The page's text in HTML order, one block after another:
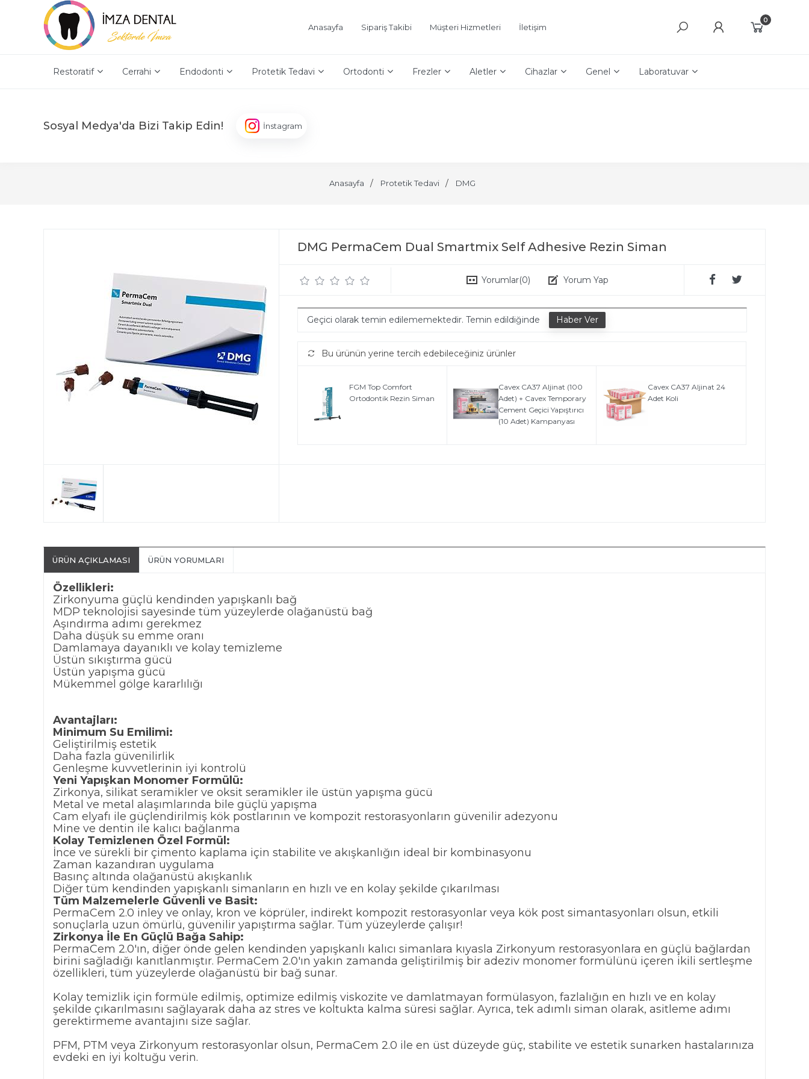
Anasayfa Sipariş Takibi Müşteri Hizmetleri İletişim
0
Restoratif Cerrahi Endodonti Protetik Tedavi Ortodonti Frezler Aletler Cihazlar Genel Laboratuvar
Sosyal Medya'da Bizi Takip Edin! İnstagram
Anasayfa Protetik Tedavi DMG
DMG PermaCem Dual Smartmix Self Adhesive Rezin Siman
Yorumlar(0) Yorum Yap
Geçici olarak temin edilememektedir. Temin edildiğinde
Bu ürünün yerine tercih edebileceğiniz ürünler
FGM Top Comfort
Ortodontik Rezin Siman
Cavex CA37 Aljinat (100
Adet) + Cavex Temporary
Cement Geçici Yapıştırıcı
(10 Adet) Kampanyası
Cavex CA37 Aljinat 24
Adet Koli
ÜRÜN AÇIKLAMASI ÜRÜN YORUMLARI
Özellikleri:
Zirkonyuma güçlü kendinden yapışkanlı bağ
MDP teknolojisi sayesinde tüm yüzeylerde olağanüstü bağ
Aşındırma adımı gerekmez
Daha düşük su emme oranı
Damlamaya dayanıklı ve kolay temizleme
Üstün sıkıştırma gücü
Üstün yapışma gücü
Mükemmel gölge kararlılığı
Avantajları:
Minimum Su Emilimi:
Geliştirilmiş estetik
Daha fazla güvenilirlik
Genleşme kuvvetlerinin iyi kontrolü
Yeni Yapışkan Monomer Formülü:
Zirkonya, silikat seramikler ve oksit seramikler ile üstün yapışma gücü
Metal ve metal alaşımlarında bile güçlü yapışma
Cam elyafı ile güçlendirilmiş kök postlarının ve kompozit restorasyonların güvenilir adezyonu
Mine ve dentin ile kalıcı bağlanma
Kolay Temizlenen Özel Formül:
İnce ve sürekli bir çimento kaplama için stabilite ve akışkanlığın ideal bir kombinasyonu
Zaman kazandıran uygulama
Basınç altında olağanüstü akışkanlık
Diğer tüm kendinden yapışkanlı simanların en hızlı ve en kolay şekilde çıkarılması
Tüm Malzemelerle Güvenli ve Basit:
PermaCem 2.0 inley ve onlay, kron ve köprüler, indirekt kompozit restorasyonlar veya kök post simantasyonları olsun, etkili
sonuçlarla uzun ömürlü, güvenilir yapıştırma sağlar. Tüm yüzeylerde çalışır!
Zirkonya İle En Güçlü Bağa Sahip:
PermaCem 2.0'ın, diğer önde gelen kendinden yapışkanlı kalıcı simanlara kıyasla Zirkonyum restorasyonlara en güçlü bağlardan
birini sağladığı kanıtlanmıştır. PermaCem 2.0'ın yakın zamanda geliştirilmiş bir adeziv monomer formülünü içeren ikili sertleşme
özellikleri, tüm yüzeylerde olağanüstü bir bağ sunar.
Kolay temizlik için formüle edilmiş, optimize edilmiş viskozite ve damlatmayan formülasyon, fazlalığın en hızlı ve en kolay
şekilde çıkarılmasını sağlayarak daha az stres ve koltukta kalma süresi sağlar. Ayrıca, tek adımlı siman olarak, asitleme adımı
gerektirmeme avantajını size sağlar.
PFM, PTM veya Zirkonyum restorasyonlar olsun, PermaCem 2.0 ile en üst düzeyde güç, stabilite ve estetik sunarken hastalarınıza
evdeki en iyi koltuğu verin.